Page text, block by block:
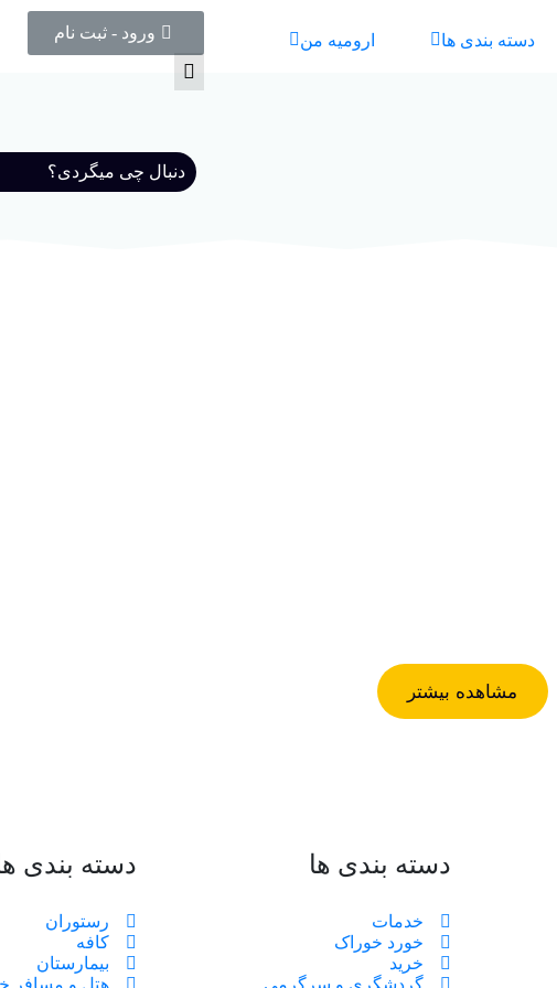
دسته بندی ها ارومیه من ورود - ثبت نام
مشاهده بیشتر
دسته بندی ها
خدمات
خورد خوراک
خرید
گردشگری و سرگرمی
دسته بندی
رستوران
کافه
بیمارستان
هتل و مسافر